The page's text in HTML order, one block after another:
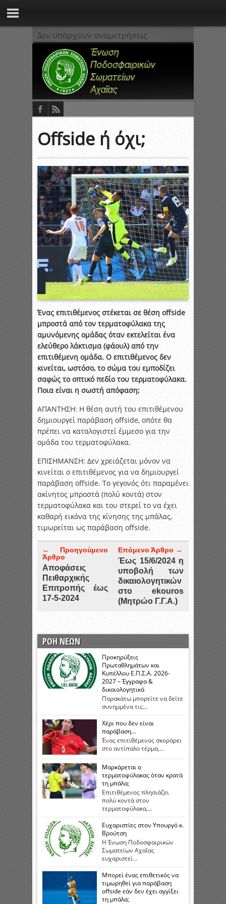
Δεν υπάρχουν αναμετρήσεις
Offside ή όχι;
Ένας επιτιθέμενος στέκεται σε θέση offside
μπροστά από τον τερματοφύλακα της
αμυνόμενης ομάδας όταν εκτελείται ένα
ελεύθερο λάκτισμα (φάουλ) από την
επιτιθέμενη ομάδα. Ο επιτιθέμενος δεν
κινείται, ωστόσο, το σώμα του εμποδίζει
σαφώς το οπτικό πεδίο του τερματοφύλακα.
Ποια είναι η σωστή απόφαση;
ΑΠΑΝΤΗΣΗ: Η θέση αυτή του επιτιθέμενου
δημιουργεί παράβαση offside, οπότε θα
πρέπει να καταλογιστεί έμμεσο για την
ομάδα του τερματοφύλακα.
ΕΠΙΣΗΜΑΝΣΗ: Δεν χρειάζεται μόνον να
κινείται ο επιτιθέμενος για να δημιουργεί
παράβαση offside. Το γεγονός ότι παραμένει
ακίνητος μπροστά (πολύ κοντά) στον
τερματοφύλακα και του στερεί το να έχει
καθαρή εικόνα της κίνησης της μπάλας,
τιμωρείται ως παράβαση offside.
← Προηγούμενο
Άρθρο
Αποφάσεις
Πειθαρχικής
Επιτροπής έως
17-5-2024
Επόμενο Άρθρο →
Έως 15/6/2024 η
υποβολή των
δικαιολογητικών
στο ekouros
(Μητρώο Γ.Γ.Α.)
ΡΟΗ ΝΕΩΝ
Προκηρύξεις
Πρωταθλημάτων και
Κυπέλλου Ε.Π.Σ.Α. 2026-
2027 – Έγγραφα &
δικαιολογητικά
Παρακάτω μπορείτε να δείτε
συνημμένα τις...
Χέρι που δεν είναι
παράβαση…
Ένας επιτιθέμενος σκοράρει
στο αντίπαλο τέρμα,...
Μαρκάρεται ο
τερματοφύλακας όταν κρατά
τη μπάλα;
Επιτιθέμενος πλησιάζει
πολύ κοντά στον
τερματοφύλακα,...
Ευχαριστίες στον Υπουργό κ.
Βρούτση
Η Ένωση Ποδοσφαιρικών
Σωματείων Αχαΐας
ευχαριστεί...
Μπορεί ένας επιθετικός να
τιμωρηθεί για παράβαση
offside εάν δεν έχει αγγίξει
τη μπάλα;